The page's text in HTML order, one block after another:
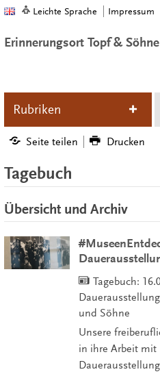
Leichte Sprache Impressum
Erinnerungsort Topf & Söhne
Rubriken
Seite teilen Drucken
Tagebuch
Übersicht und Archiv
Tagebuch:
und Söhne
Unsere
in ihre Arbeit mit